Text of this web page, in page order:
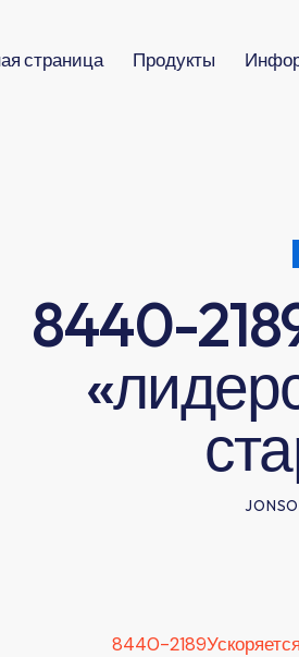
страница Продукты
8440-
8440-